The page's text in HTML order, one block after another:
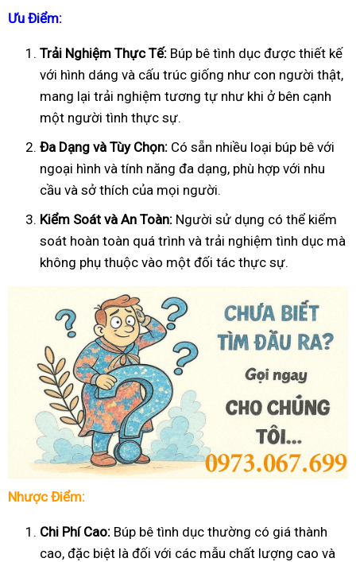
Ưu Điểm:
Trải Nghiệm Thực Tế: Búp bê tình dục được thiết kế
với hình dáng và cấu trúc giống như con người thật,
mang lại trải nghiệm tương tự như khi ở bên cạnh
một người tình thực sự.
Đa Dạng và Tùy Chọn: Có sẵn nhiều loại búp bê với
ngoại hình và tính năng đa dạng, phù hợp với nhu
cầu và sở thích của mọi người.
Kiểm Soát và An Toàn: Người sử dụng có thể kiểm
soát hoàn toàn quá trình và trải nghiệm tình dục mà
không phụ thuộc vào một đối tác thực sự.
Nhược Điểm:
Chi Phí Cao: Búp bê tình dục thường có giá thành
cao, đặc biệt là đối với các mẫu chất lượng cao và